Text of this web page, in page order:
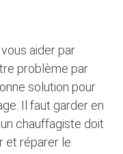
aider par
problème par
solution pour
Il faut garder en
chauffagiste doit
et réparer le